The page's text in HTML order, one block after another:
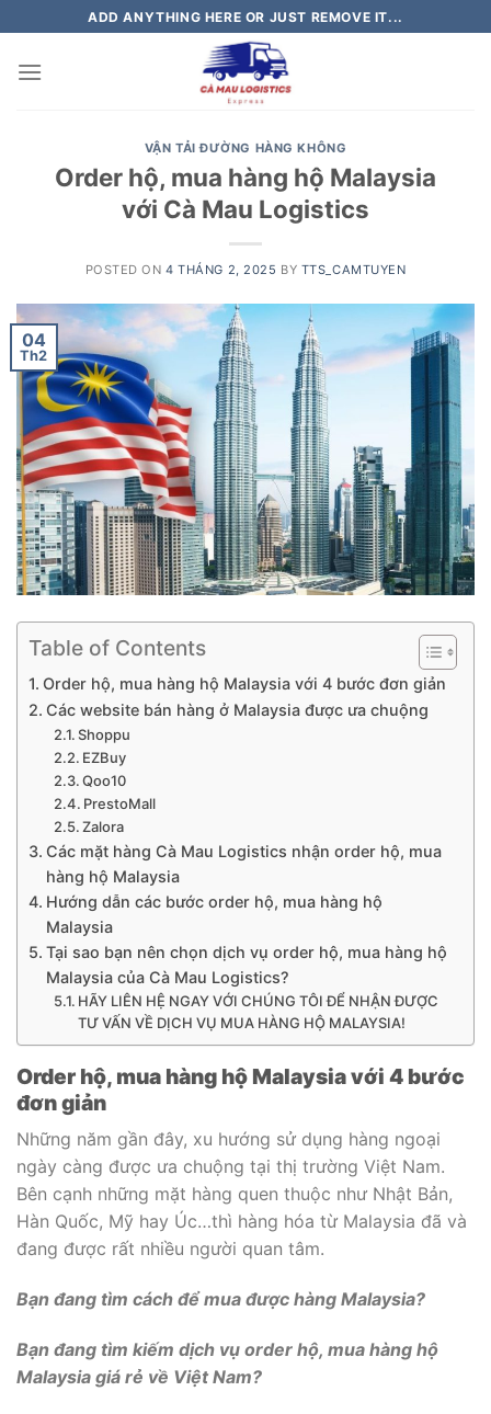
to
content
ADD ANYTHING HERE OR JUST REMOVE IT...
VẬN TẢI ĐƯỜNG HÀNG KHÔNG
Order hộ, mua hàng hộ Malaysia
với Cà Mau Logistics
POSTED ON4 THÁNG 2, 2025 BY TTS_CAMTUYEN
04
Th2
Table of Contents
Order hộ, mua hàng hộ Malaysia với 4 bước đơn giản
Các website bán hàng ở Malaysia được ưa chuộng
Shoppu
EZBuy
Qoo10
PrestoMall
Zalora
Các mặt hàng Cà Mau Logistics nhận order hộ, mua
hàng hộ Malaysia
Hướng dẫn các bước order hộ, mua hàng hộ
Malaysia
Tại sao bạn nên chọn dịch vụ order hộ, mua hàng hộ
Malaysia của Cà Mau Logistics?
HÃY LIÊN HỆ NGAY VỚI CHÚNG TÔI ĐỂ NHẬN ĐƯỢC
TƯ VẤN VỀ DỊCH VỤ MUA HÀNG HỘ MALAYSIA!
Order hộ, mua hàng hộ Malaysia với 4 bước
đơn giản
Những năm gần đây, xu hướng sử dụng hàng ngoại
ngày càng được ưa chuộng tại thị trường Việt Nam.
Bên cạnh những mặt hàng quen thuộc như Nhật Bản,
Hàn Quốc, Mỹ hay Úc…thì hàng hóa từ Malaysia đã và
đang được rất nhiều người quan tâm.
Bạn đang tìm cách để mua được hàng Malaysia?
Bạn đang tìm kiếm dịch vụ order hộ, mua hàng hộ
Malaysia giá rẻ về Việt Nam?